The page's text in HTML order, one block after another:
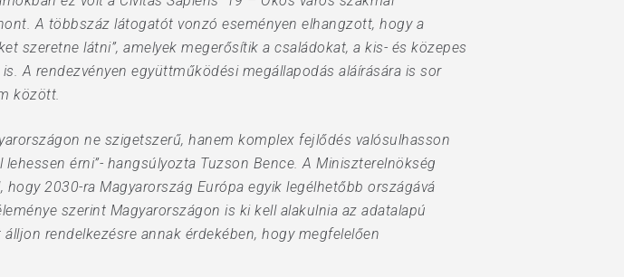
A többszáz látogatót vonzó eseményen elhangzott, hogy a
szeretne látni”, amelyek megerősítik a családokat, a kis- és közepes
A rendezvényen együttműködési megállapodás aláírására is sor
között.
ne szigetszerű, hanem komplex fejlődés valósulhasson
érni”- hangsúlyozta Tuzson Bence. A Miniszterelnökség
2030-ra Magyarország Európa egyik legélhetőbb országává
szerint Magyarországon is ki kell alakulnia az adatalapú
rendelkezésre annak érdekében, hogy megfelelően